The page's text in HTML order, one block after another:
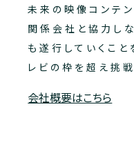
未来の映像コンテ
関係会社と協力し
も遂行していくこ
レビの枠を超え挑
会社概要はこちら